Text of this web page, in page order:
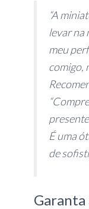
“A
levar na
meu
comigo,
É uma
de
Garanta